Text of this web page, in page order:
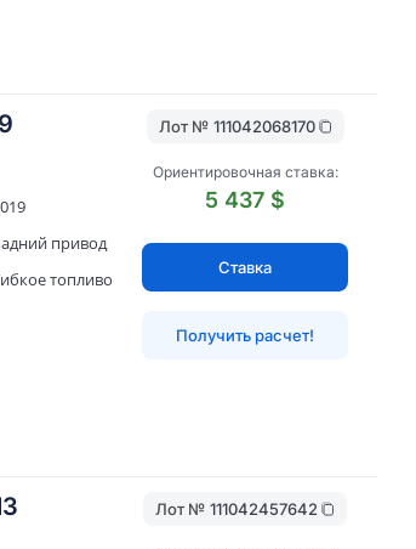
привод
топливо
Лот № 111042068170
Ориентировочная ставка:
5 437 $
Ставка
Получить расчет!
Лот № 111042457642